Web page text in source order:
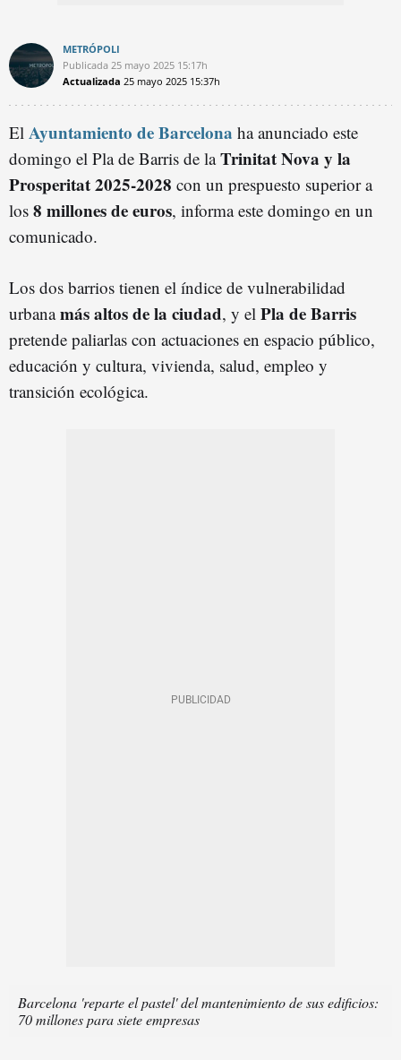
METRÓPOLI
Publicada 25 mayo 2025 15:17h
Actualizada 25 mayo 2025 15:37h
El Ayuntamiento de Barcelona ha anunciado este
domingo el Pla de Barris de laTrinitat Nova y la
Prosperitat 2025-2028 con un prespuesto superior a
los 8 millones de euros, informa este domingo en un
comunicado.
Los dos barrios tienen el índice de vulnerabilidad
urbanamás altos de la ciudad, y el Pla de Barris
pretende paliarlas con actuaciones en espacio público,
educación y cultura, vivienda, salud, empleo y
transición ecológica.
Barcelona 'reparte el pastel' del mantenimiento de sus edificios:
70 millones para siete empresas